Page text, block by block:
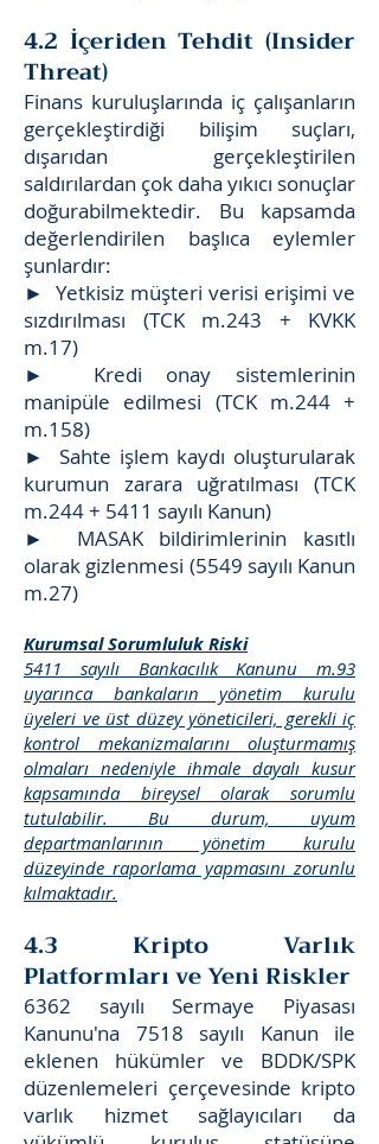
4.2 İçeriden Tehdit (Insider
Threat)
Finans kuruluşlarında iç çalışanların
gerçekleştirdiği bilişim suçları,
dışarıdan gerçekleştirilen
saldırılardan çok daha yıkıcı sonuçlar
doğurabilmektedir. Bu kapsamda
değerlendirilen başlıca eylemler
şunlardır:
► Yetkisiz müşteri verisi erişimi ve
sızdırılması (TCK m.243 + KVKK
m.17)
► Kredi onay sistemlerinin
manipüle edilmesi (TCK m.244 +
m.158)
► Sahte işlem kaydı oluşturularak
kurumun zarara uğratılması (TCK
m.244 + 5411 sayılı Kanun)
► MASAK bildirimlerinin kasıtlı
olarak gizlenmesi (5549 sayılı Kanun
m.27)
Kurumsal Sorumluluk Riski
5411 sayılı Bankacılık Kanunu m.93
uyarınca bankaların yönetim kurulu
üyeleri ve üst düzey yöneticileri, gerekli iç
kontrol mekanizmalarını oluşturmamış
olmaları nedeniyle ihmale dayalı kusur
kapsamında bireysel olarak sorumlu
tutulabilir. Bu durum, uyum
departmanlarının yönetim kurulu
düzeyinde raporlama yapmasını zorunlu
kılmaktadır.
4.3 Kripto Varlık
Platformları ve Yeni Riskler
6362 sayılı Sermaye Piyasası
Kanunu'na 7518 sayılı Kanun ile
eklenen hükümler ve BDDK/SPK
düzenlemeleri çerçevesinde kripto
varlık hizmet sağlayıcıları da